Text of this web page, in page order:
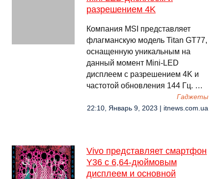
разрешением 4K
Компания MSI представляет
флагманскую модель Titan GT77,
оснащенную уникальным на
данный момент Mini-LED
дисплеем с разрешением 4K и
частотой обновления 144 Гц. …
Гаджеты
22:10, Январь 9, 2023 | itnews.com.ua
Vivo представляет смартфон
Y36 c 6,64-дюймовым
дисплеем и основной